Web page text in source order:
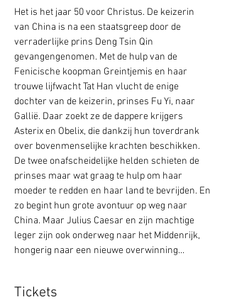
Het is het jaar 50 voor Christus. De keizerin
van China is na een staatsgreep door de
verraderlijke prins Deng Tsin Qin
gevangengenomen. Met de hulp van de
Fenicische koopman Greintjemis en haar
trouwe lijfwacht Tat Han vlucht de enige
dochter van de keizerin, prinses Fu Yi, naar
Gallië. Daar zoekt ze de dappere krijgers
Asterix en Obelix, die dankzij hun toverdrank
over bovenmenselijke krachten beschikken.
De twee onafscheidelijke helden schieten de
prinses maar wat graag te hulp om haar
moeder te redden en haar land te bevrijden. En
zo begint hun grote avontuur op weg naar
China. Maar Julius Caesar en zijn machtige
leger zijn ook onderweg naar het Middenrijk,
hongerig naar een nieuwe overwinning...
Tickets